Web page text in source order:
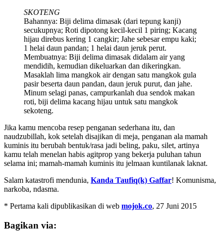
SKOTENG
Bahannya: Biji delima dimasak (dari tepung kanji)
secukupnya; Roti dipotong kecil-kecil 1 piring; Kacang
hijau direbus kering 1 cangkir; Jahe sebesar empu kaki;
1 helai daun pandan; 1 helai daun jeruk perut.
Membuatnya: Biji delima dimasak didalam air yang
mendidih, kemudian dikeluarkan dan dikeringkan.
Masaklah lima mangkok air dengan satu mangkok gula
pasir beserta daun pandan, daun jeruk purut, dan jahe.
Minum selagi panas, campurkanlah dua sendok makan
roti, biji delima kacang hijau untuk satu mangkok
sekoteng.
Jika kamu mencoba resep penganan sederhana itu, dan
naudzubillah, kok setelah disajikan di meja, penganan ala mamah
kuminis itu berubah bentuk/rasa jadi beling, paku, silet, artinya
kamu telah menelan habis agitprop yang bekerja puluhan tahun
selama ini; mamah-mamah kuminis itu jelmaan kuntilanak laknat.
Salam katastrofi mendunia, Kanda Taufiq(k) Gaffar! Komunisma,
narkoba, ndasma.
* Pertama kali dipublikasikan di web mojok.co, 27 Juni 2015
Bagikan via: